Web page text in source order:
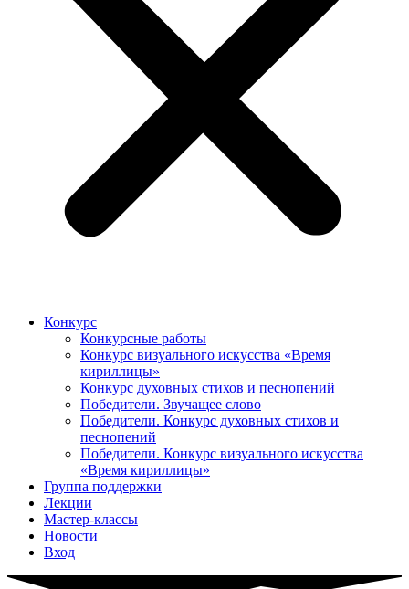
Конкурс
Конкурсные работы
Конкурс визуального искусства «Время
кириллицы»
Конкурс духовных стихов и песнопений
Победители. Звучащее слово
Победители. Конкурс духовных стихов и
песнопений
Победители. Конкурс визуального искусства
«Время кириллицы»
Группа поддержки
Лекции
Мастер-классы
Новости
Вход